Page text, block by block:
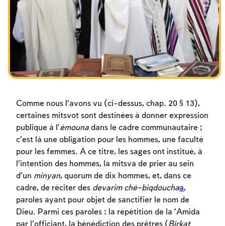
Les jeûnes liés à la destruction du Temple
Hanouca
Pourim
Comme nous l’avons vu (ci-dessus, chap. 20 § 13),
certaines mitsvot sont destinées à donner expression
publique à l’émouna dans le cadre communautaire ;
c’est là une obligation pour les hommes, une faculté
pour les femmes. À ce titre, les sages ont institué, à
l’intention des hommes, la mitsva de prier au sein
d’un minyan, quorum de dix hommes, et, dans ce
cadre, de réciter des devarim ché-biqdouchaa,
paroles ayant pour objet de sanctifier le nom de
Dieu. Parmi ces paroles : la répétition de la ‘Amida